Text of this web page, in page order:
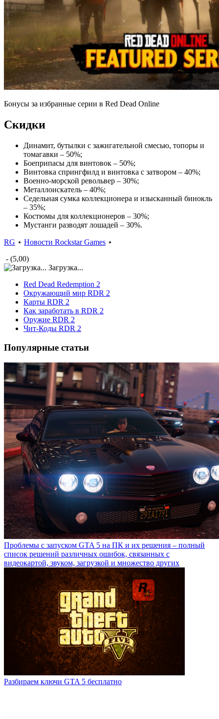
Бонусы за избранные серии в Red Dead Online
Скидки
Динамит, бутылки с зажигательной смесью, топоры и
томагавки – 50%;
Боеприпасы для винтовок – 50%;
Винтовка спрингфилд и винтовка с затвором – 40%;
Военно-морской револьвер – 30%;
Металлоискатель – 40%;
Седельная сумка коллекционера и изысканный бинокль
– 35%;
Костюмы для коллекционеров – 30%;
Мустанги разводят лошадей – 30%.
RG ⋆ Новости Rockstar Games ⋆
- (5,00)
Загрузка...
Red Dead Redemption 2
Окружающий мир RDR 2
Карты RDR 2
Как заработать в RDR 2
Оружие RDR 2
Чит-Коды RDR 2
Популярные статьи
Проблемы с запуском GTA 5 на ПК и их решения – полный
список решений различных ошибок, связанных с
видеокартой, звуком, загрузкой и множество других
Разбираем ключи GTA 5 бесплатно